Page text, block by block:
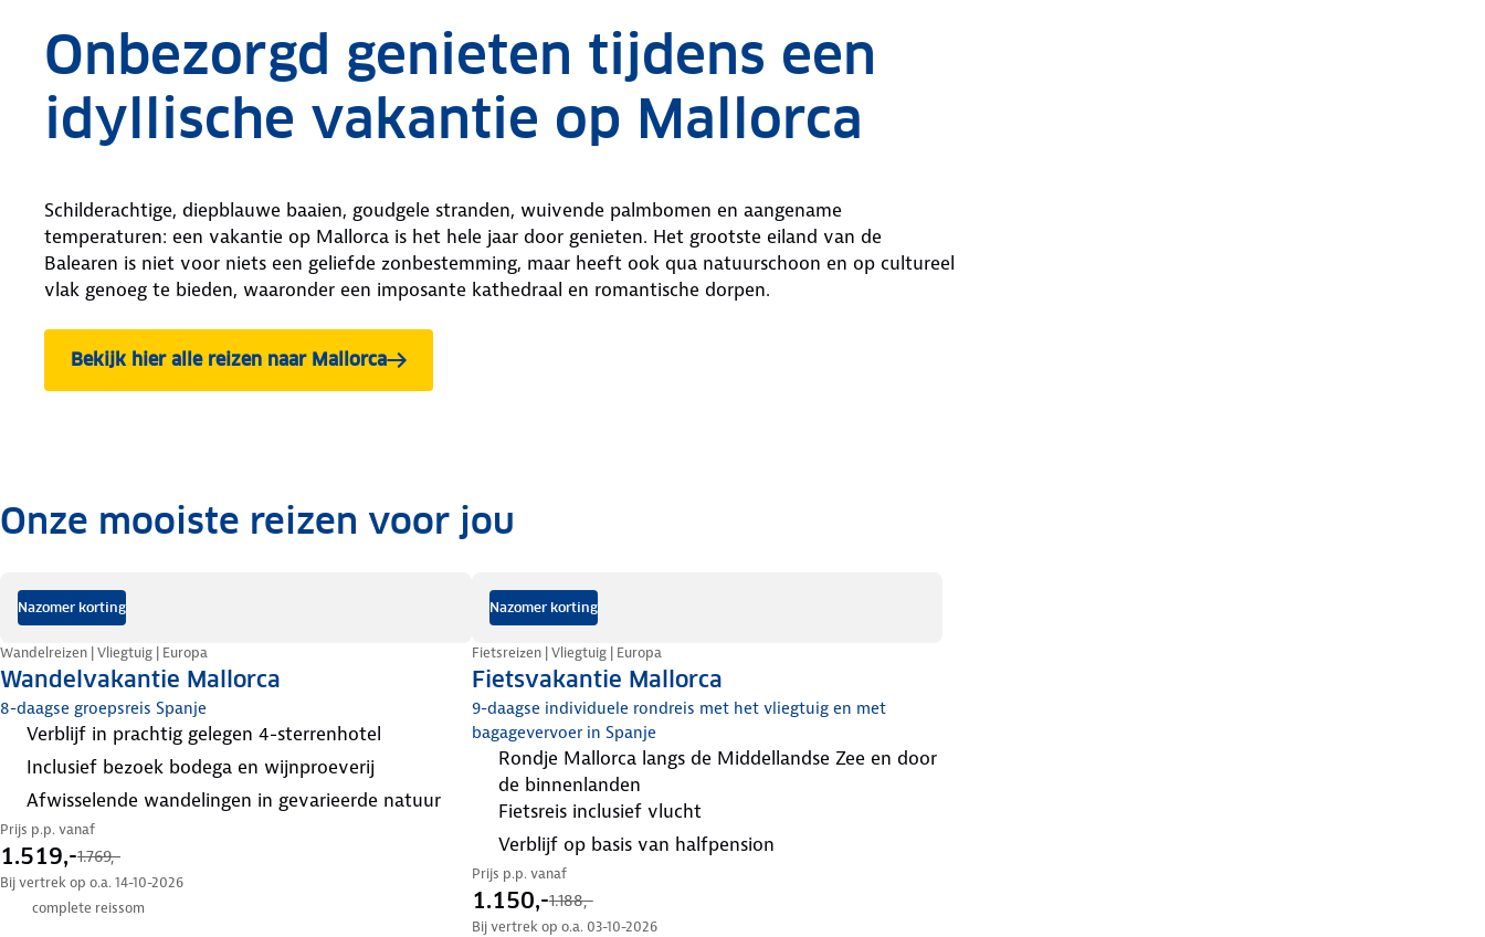
Onbezorgd genieten tijdens een
idyllische vakantie op Mallorca
Schilderachtige, diepblauwe baaien, goudgele stranden, wuivende palmbomen en aangename
temperaturen: een vakantie op Mallorca is het hele jaar door genieten. Het grootste eiland van de
Balearen is niet voor niets een geliefde zonbestemming, maar heeft ook qua natuurschoon en op cultureel
vlak genoeg te bieden, waaronder een imposante kathedraal en romantische dorpen.
Bekijk hier alle reizen naar Mallorca
.Onze mooiste reizen voor jou
Nazomer korting
Wandelvakantie Mallorca
Wandelreizen | Vliegtuig | Europa
8-daagse groepsreis Spanje
verblijf in prachtig gelegen 4-sterrenhotel
inclusief bezoek bodega en wijnproeverij
afwisselende wandelingen in gevarieerde natuur
Prijs p.p. vanaf
1.519,-1.769,-
Bij vertrek op o.a. 14-10-2026
complete reissom
Nazomer korting
Fietsvakantie Mallorca
Fietsreizen | Vliegtuig | Europa
9-daagse individuele rondreis met het vliegtuig en met
bagagevervoer in Spanje
rondje Mallorca langs de Middellandse Zee en door
de binnenlanden
fietsreis inclusief vlucht
verblijf op basis van halfpension
Prijs p.p. vanaf
1.150,-1.188,-
Bij vertrek op o.a. 03-10-2026